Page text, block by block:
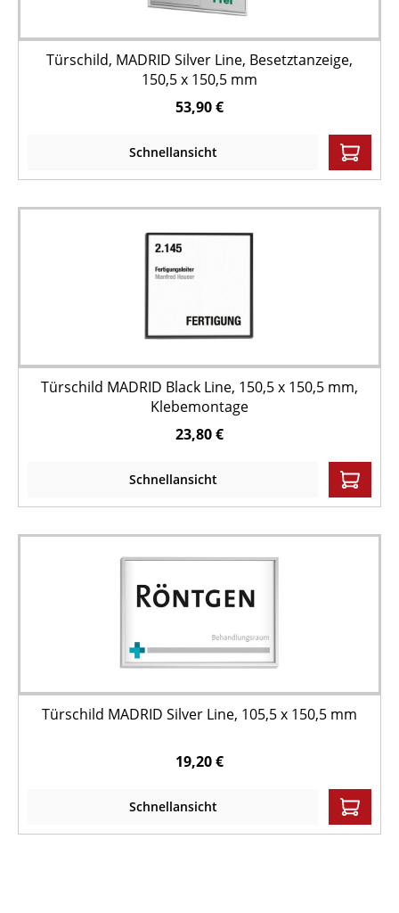
Türschild, MADRID Silver Line, Besetztanzeige,
150,5 x 150,5 mm
53,90 €
Schnellansicht
Türschild MADRID Black Line, 150,5 x 150,5 mm,
Klebemontage
23,80 €
Schnellansicht
Türschild MADRID Silver Line, 105,5 x 150,5 mm
19,20 €
Schnellansicht